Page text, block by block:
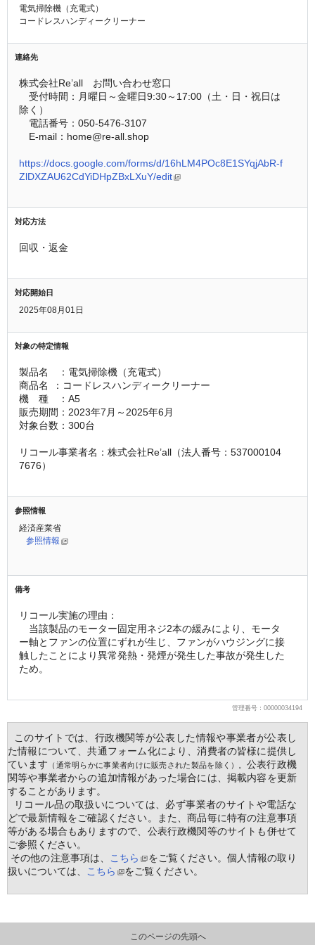
電気掃除機（充電式）
コードレスハンディークリーナー
連絡先
株式会社Re’all　お問い合わせ窓口
受付時間：月曜日～金曜日9:30～17:00（土・日・祝日は
除く）
電話番号：050-5476-3107
E-mail：home@re-all.shop
https://docs.google.com/forms/d/16hLM4POc8E1SYqjAbR-f
ZlDXZAU62CdYiDHpZBxLXuY/edit
対応方法
回収・返金
対応開始日
2025年08月01日
対象の特定情報
製品名　：電気掃除機（充電式）
商品名	：コードレスハンディークリーナー
機　種　：A5
販売期間：2023年7月～2025年6月
対象台数：300台
リコール事業者名：株式会社Re’all（法人番号：537000104
7676）
参照情報
経済産業省
参照情報
備考
リコール実施の理由：
当該製品のモーター固定用ネジ2本の緩みにより、モータ
ー軸とファンの位置にずれが生じ、ファンがハウジングに接
触したことにより異常発熱・発煙が発生した事故が発生した
ため。
管理番号：00000034194
このサイトでは、行政機関等が公表した情報や事業者が公表し
た情報について、共通フォーム化により、消費者の皆様に提供し
ています
（通常明らかに事業者向けに販売された製品を除く）。 公表行政機
関等や事業者からの追加情報があった場合には、掲載内容を更新
することがあります。
リコール品の取扱いについては、必ず事業者のサイトや電話な
どで最新情報をご確認ください。また、商品毎に特有の注意事項
等がある場合もありますので、公表行政機関等のサイトも併せて
ご参照ください。
その他の注意事項は、
こちら
をご覧ください。個人情報の取り
扱いについては、
こちら をご覧ください。
このページの先頭へ